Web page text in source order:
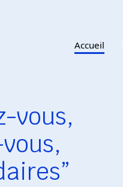
Accueil
vous,